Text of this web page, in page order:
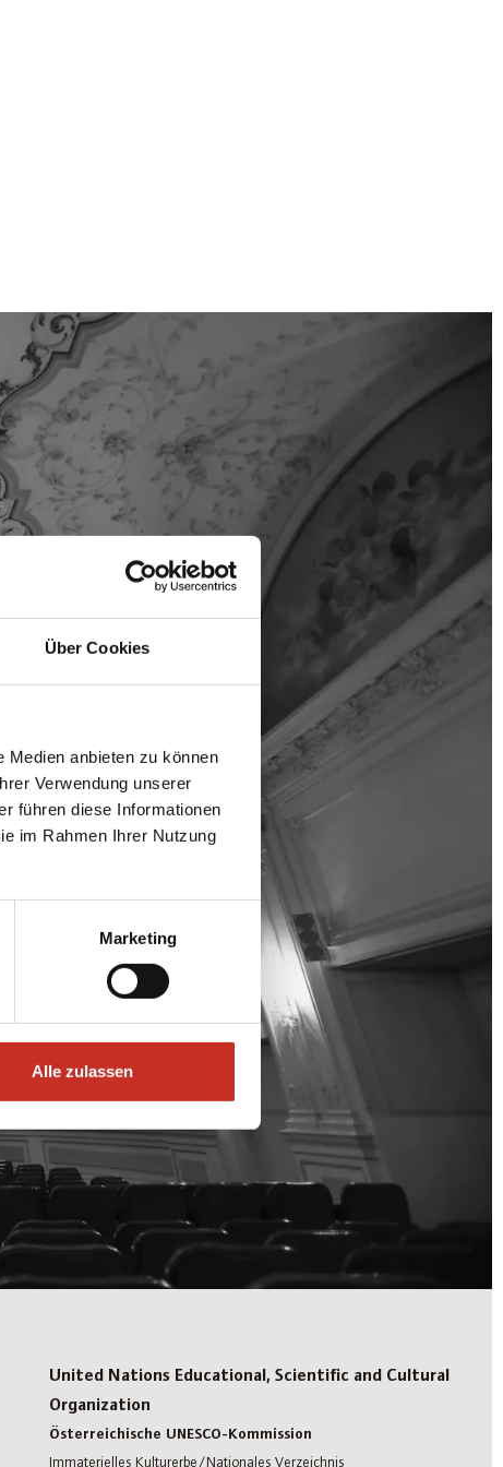
Über Cookies
Medien anbieten zu können
Verwendung unserer
führen diese Informationen
im Rahmen Ihrer Nutzung
Marketing
Alle zulassen
United Nations Educational, Scientific and Cultural
Organization
Österreichische UNESCO-Kommission
Immaterielles Kulturerbe/Nationales Verzeichnis